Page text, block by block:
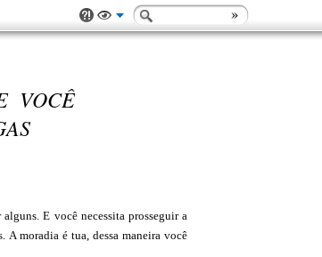
VOCÊ
E você necessita prosseguir a
moradia é tua, dessa maneira você